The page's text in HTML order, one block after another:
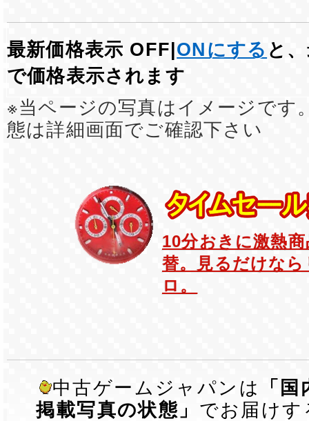
最新価格表示 OFF| ONにする と
で価格表示されます
※当ページの写真はイメージです
態は詳細画面でご確認下さい
10分おきに激熱
替。見るだけな
ロ。
中古ゲームジャパンは
「
掲載写真の状態」 でお届けす